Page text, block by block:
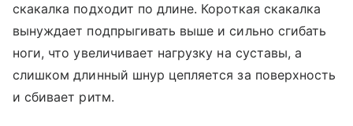
скакалка подходит по длине. Короткая скакалка
вынуждает подпрыгивать выше и сильно сгибать
ноги, что увеличивает нагрузку на суставы, а
слишком длинный шнур цепляется за поверхность
и сбивает ритм.